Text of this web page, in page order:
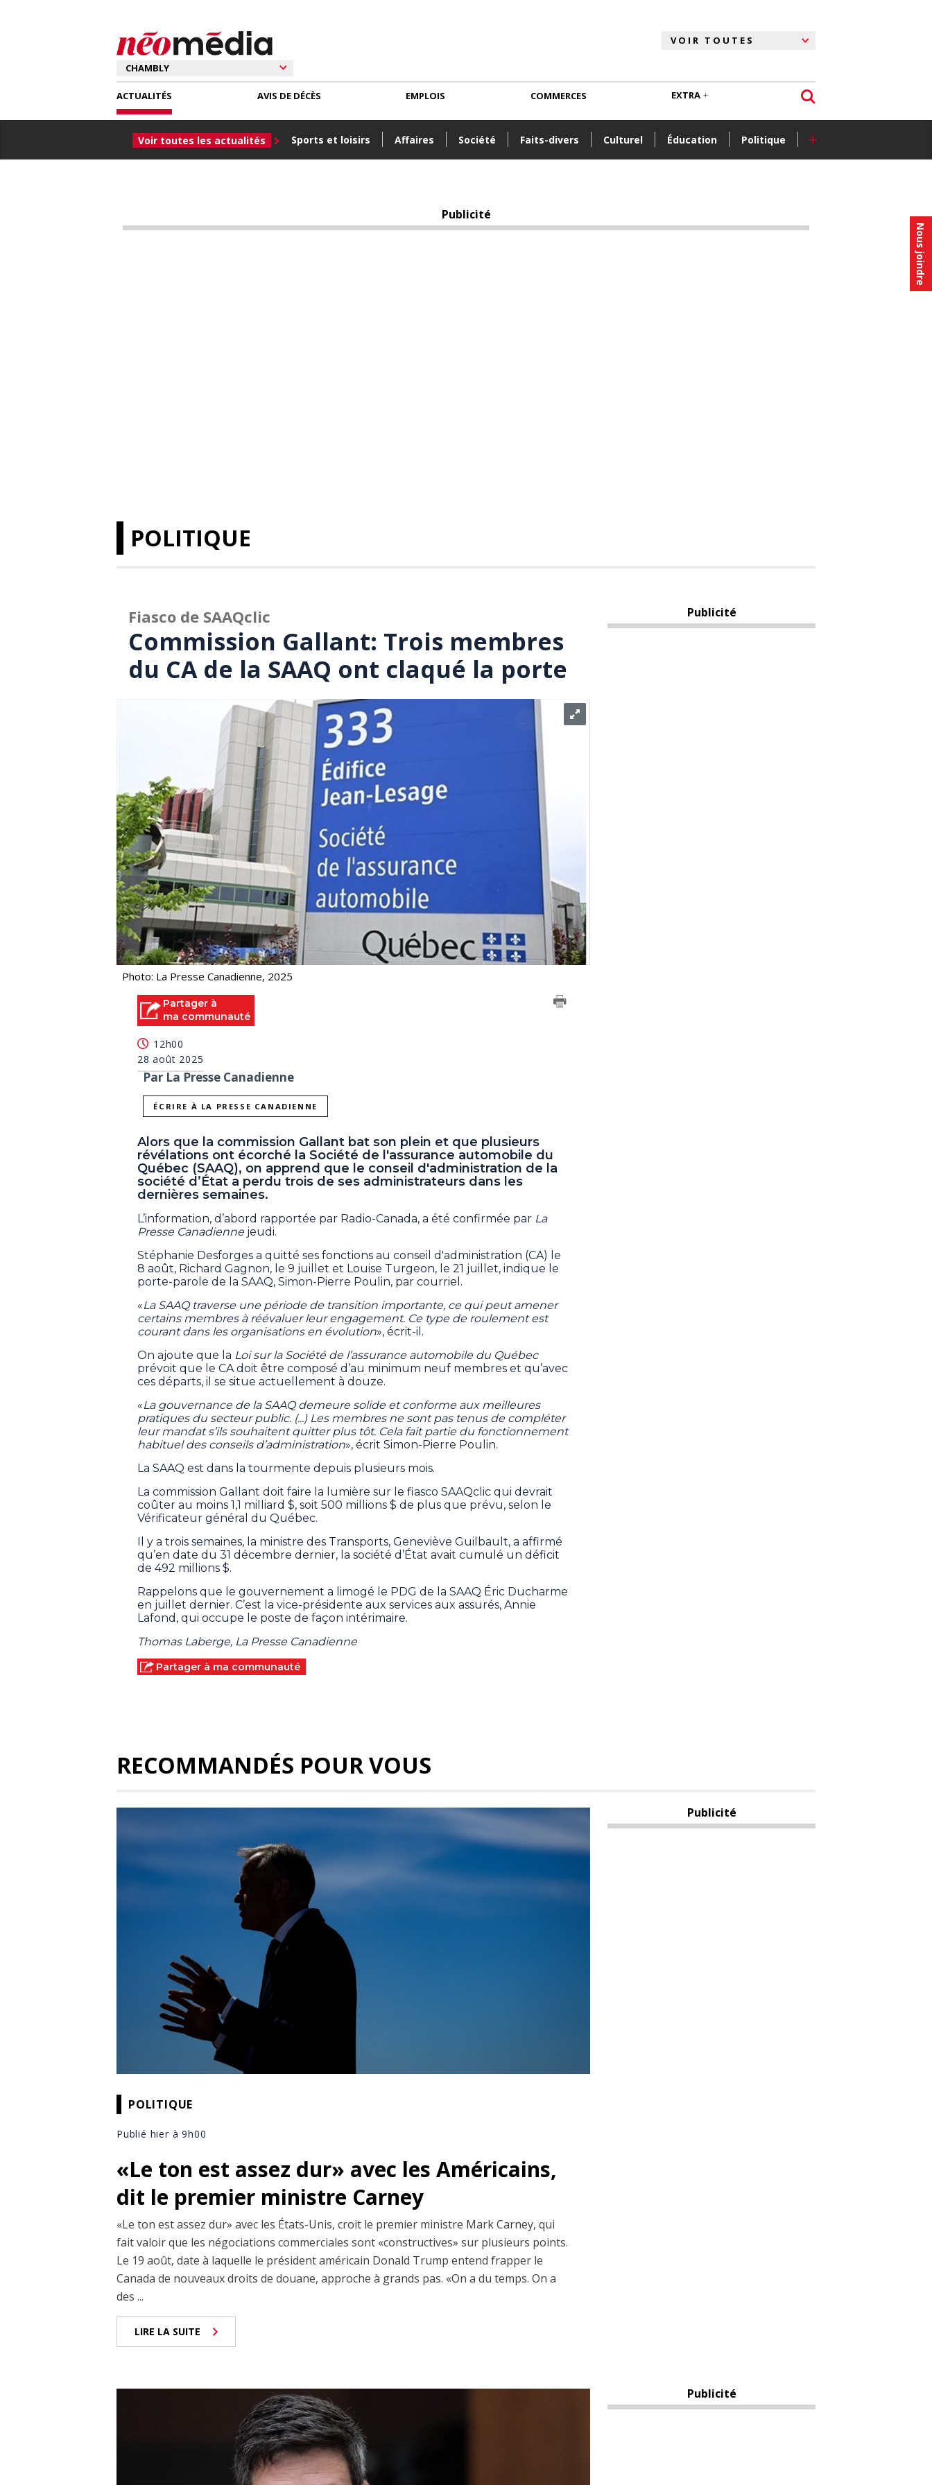
Nous joindre
ACTUALITÉS
Voir toutes les actualités Sports et loisirs Affaires Société Faits-divers Culturel Éducation Politique +
AVIS DE DÉCÈS EMPLOIS COMMERCES EXTRA
Publicité
POLITIQUE
Fiasco de SAAQclic
Commission Gallant: Trois membres
du CA de la SAAQ ont claqué la porte
Photo: La Presse Canadienne, 2025
Partager à
ma communauté
12h00
28 août 2025
Par La Presse Canadienne
ÉCRIRE À LA PRESSE CANADIENNE
Alors que la commission Gallant bat son plein et que plusieurs
révélations ont écorché la Société de l'assurance automobile du
Québec (SAAQ), on apprend que le conseil d'administration de la
société d’État a perdu trois de ses administrateurs dans les
dernières semaines.
L’information, d’abord rapportée par Radio-Canada, a été confirmée par La
Presse Canadiennejeudi.
Stéphanie Desforges a quitté ses fonctions au conseil d'administration (CA) le
8 août, Richard Gagnon, le 9 juillet et Louise Turgeon, le 21 juillet, indique le
porte-parole de la SAAQ, Simon-Pierre Poulin, par courriel.
«La SAAQ traverse une période de transition importante, ce qui peut amener
certains membres à réévaluer leur engagement. Ce type de roulement est
courant dans les organisations en évolution», écrit-il.
On ajoute que la Loi sur la Société de l’assurance automobile du Québec
prévoit que le CA doit être composé d’au minimum neuf membres et qu’avec
ces départs, il se situe actuellement à douze.
«La gouvernance de la SAAQ demeure solide et conforme aux meilleures
pratiques du secteur public. (...) Les membres ne sont pas tenus de compléter
leur mandat s’ils souhaitent quitter plus tôt. Cela fait partie du fonctionnement
habituel des conseils d’administration», écrit Simon-Pierre Poulin.
La SAAQ est dans la tourmente depuis plusieurs mois.
La commission Gallant doit faire la lumière sur le fiasco SAAQclic qui devrait
coûter au moins 1,1 milliard $, soit 500 millions $ de plus que prévu, selon le
Vérificateur général du Québec.
Il y a trois semaines, la ministre des Transports, Geneviève Guilbault, a affirmé
qu’en date du 31 décembre dernier, la société d’État avait cumulé un déficit
de 492 millions $.
Rappelons que le gouvernement a limogé le PDG de la SAAQ Éric Ducharme
en juillet dernier. C’est la vice-présidente aux services aux assurés, Annie
Lafond, qui occupe le poste de façon intérimaire.
Thomas Laberge, La Presse Canadienne
Partager à ma communauté
Publicité
RECOMMANDÉS POUR VOUS
POLITIQUE
Publié hier à 9h00
«Le ton est assez dur» avec les Américains,
dit le premier ministre Carney
«Le ton est assez dur» avec les États-Unis, croit le premier ministre Mark Carney, qui
fait valoir que les négociations commerciales sont «constructives» sur plusieurs points.
Le 19 août, date à laquelle le président américain Donald Trump entend frapper le
Canada de nouveaux droits de douane, approche à grands pas. «On a du temps. On a
des ...
LIRE LA SUITE
Publicité
Publicité